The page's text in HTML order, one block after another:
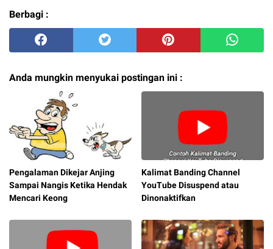
Berbagi :
Anda mungkin menyukai postingan ini :
Pengalaman Dikejar Anjing
Sampai Nangis Ketika Hendak
Mencari Keong
Kalimat Banding Channel
YouTube Disuspend atau
Dinonaktifkan